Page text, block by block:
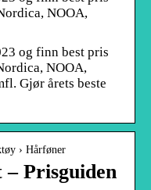
NOOA,
og finn best pris
NOOA,
Gjør årets beste
› Hårføner
Prisguiden